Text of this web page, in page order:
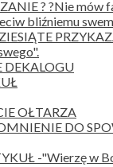
? ?Nie mów
bliźniemu
DEKALOGU
OŁTARZA
DO
-"Wierzę w